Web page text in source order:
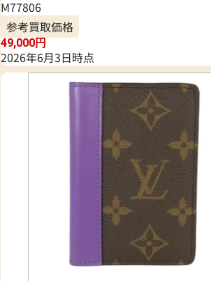
M77806
参考買取価格
49,000円
2026年6月3日時点